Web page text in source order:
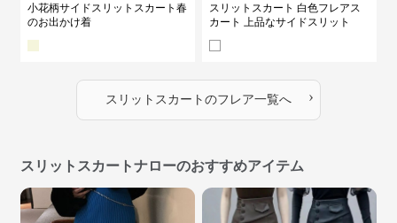
小花柄サイドスリットスカート春
のお出かけ着
スリットスカート 白色フレアス
カート 上品なサイドスリット
スリットスカート のフレア一覧へ ›
スリットスカートナローのおすすめアイテム